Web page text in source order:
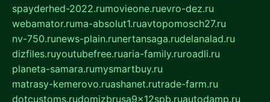
spayderhed-2022.rumovieone.ruevro-dez.ru
webamator.ruma-absolut1.ruavtopomosch27.ru
nv-750.runews-plain.runertansaga.rudelanalad.ru
dizfiles.ruyoutubefree.ruaria-family.ruroadli.ru
planeta-samara.rumysmartbuy.ru
matrasy-kemerovo.ruashanet.rutrade-farm.ru
dotcustoms.rudomizbrusa9x12spb.ruautodamp.ru